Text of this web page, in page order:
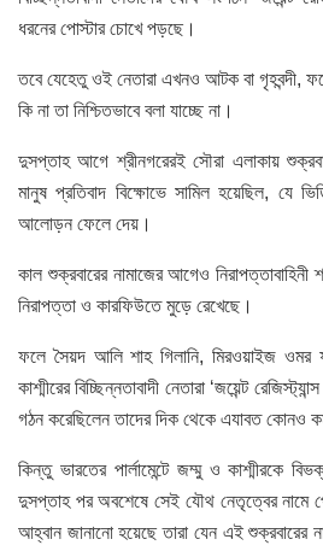
ধরনের পোস্টার চোখে পড়ছে।
তবে যেহেতু ওই নেতারা এখনও আটক বা গৃহবন্দী,
কি না তা নিশ্চিতভাবে বলা যাচ্ছে না।
দুসপ্তাহ আগে শ্রীনগরেরই সৌরা এলাকায়
মানুষ প্রতিবাদ বিক্ষোভে সামিল হয়েছিল, যে
আলোড়ন ফেলে দেয়।
কাল শুক্রবারের নামাজের আগেও নিরাপত্তাবাহিনী
নিরাপত্তা ও কারফিউতে মুড়ে রেখেছে।
ফলে সৈয়দ আলি শাহ গিলানি, মিরওয়াইজ ওমর
কাশ্মীরের বিচ্ছিন্নতাবাদী নেতারা ‘জয়েন্ট
গঠন করেছিলেন তাদের দিক থেকে এযাবত কোনও
কিন্তু ভারতের পার্লামেন্টে জম্মু ও কাশ্মীরকে
দুসপ্তাহ পর অবশেষে সেই যৌথ নেতৃত্বের নামে
আহ্বান জানানো হয়েছে তারা যেন এই শুক্রবারের